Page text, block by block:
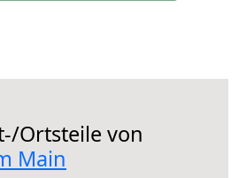
Ortsteile von
Main